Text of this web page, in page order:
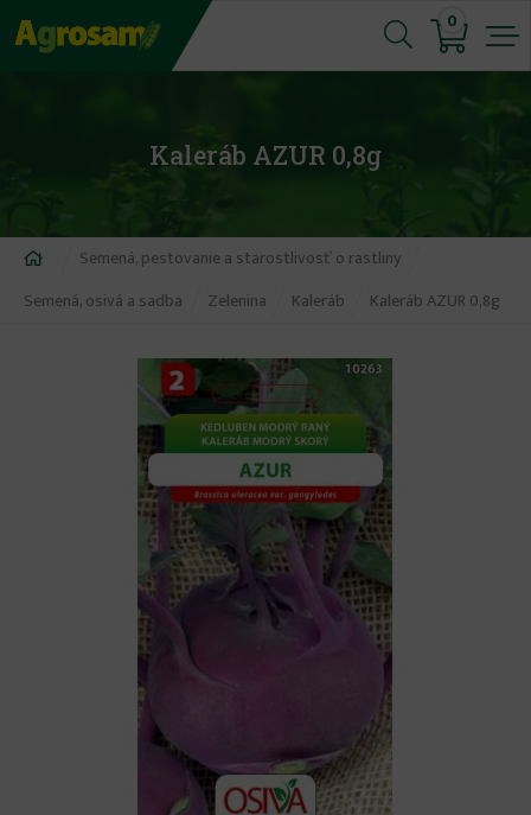
Jump
to
0
Kaleráb AZUR 0,8g
Nachádzate
sa
Semená, pestovanie a starostlivosť o rastliny
Semená, osivá a sadba
Zelenina Kaleráb Kaleráb AZUR 0,8g